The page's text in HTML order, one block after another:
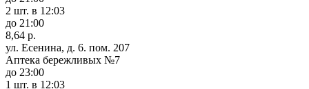
2 шт. в 12:03
до 21:00
8,64 р.
ул. Есенина, д. 6. пом. 207
Аптека бережливых №7
до 23:00
1 шт. в 12:03